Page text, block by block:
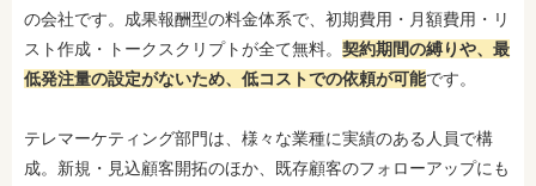
の会社です。成果報酬型の料金体系で、初期費用・月額費用・リ
スト作成・トークスクリプトが全て無料。 契約期間の縛りや、最
低発注量の設定がないため、低コストでの依頼が可能です。
テレマーケティング部門は、様々な業種に実績のある人員で構
成。新規・見込顧客開拓のほか、既存顧客のフォローアップにも